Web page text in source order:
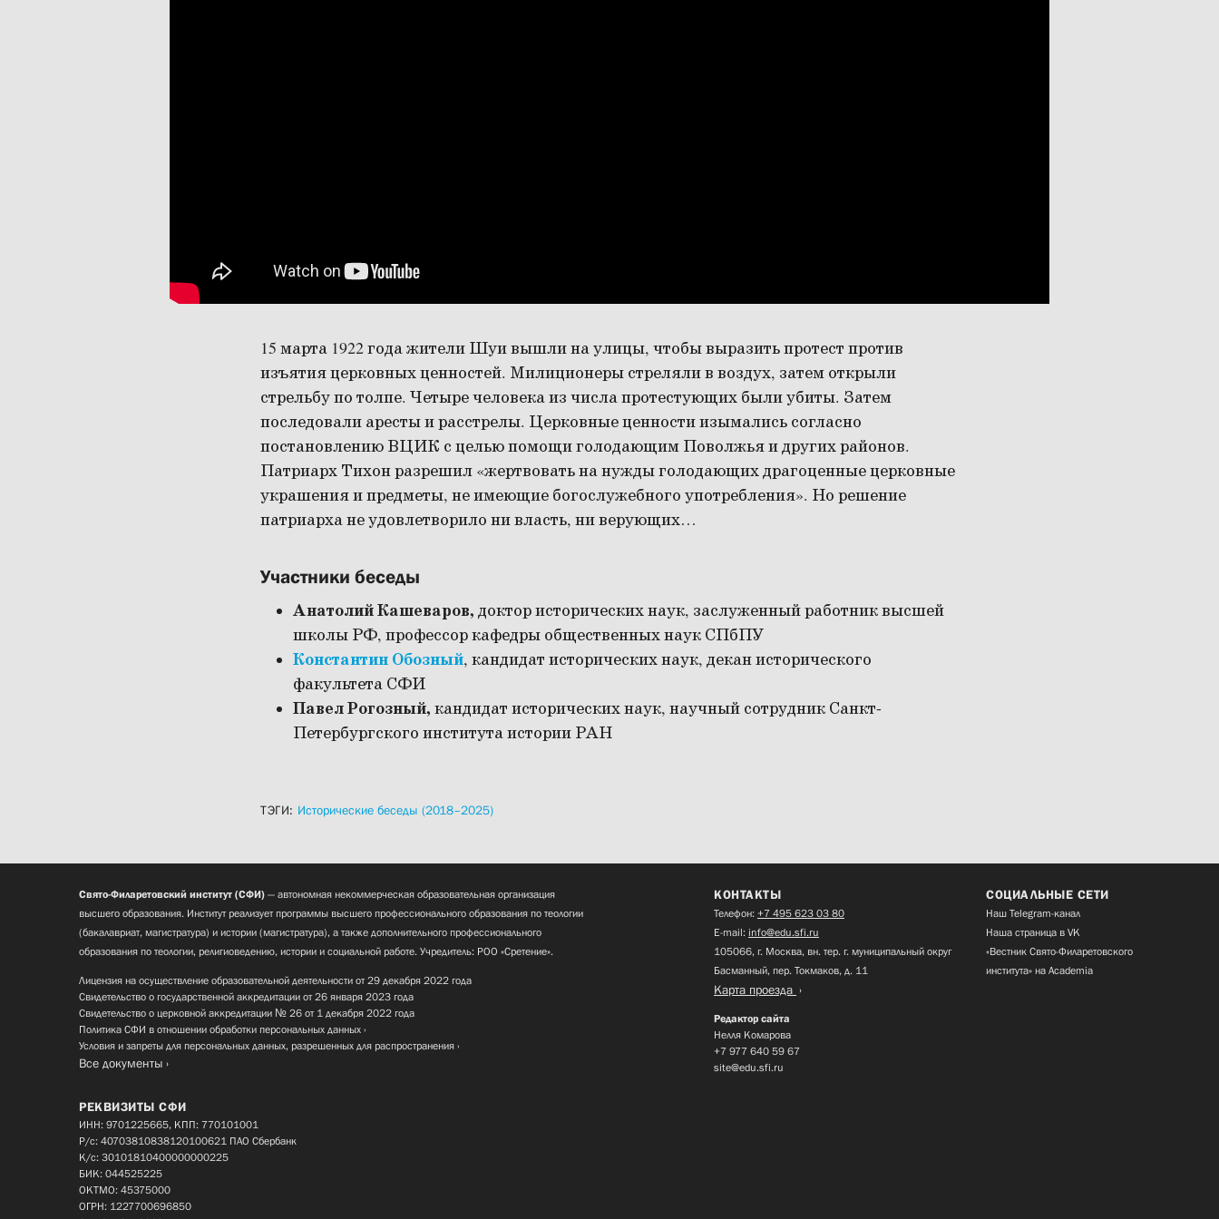
15 марта 1922 года жители Шуи вышли на улицы, чтобы выразить протест против
изъятия церковных ценностей. Милиционеры стреляли в воздух, затем открыли
стрельбу по толпе. Четыре человека из числа протестующих были убиты. Затем
последовали аресты и расстрелы. Церковные ценности изымались согласно
постановлению ВЦИК с целью помощи голодающим Поволжья и других районов.
Патриарх Тихон разрешил «жертвовать на нужды голодающих драгоценные церковные
украшения и предметы, не имеющие богослужебного употребления». Но решение
патриарха не удовлетворило ни власть, ни верующих…
Участники беседы
Анатолий Кашеваров, доктор исторических наук, заслуженный работник высшей
школы РФ, профессор кафедры общественных наук СПбПУ
Константин Обозный, кандидат исторических наук, декан исторического
факультета СФИ
Павел Рогозный, кандидат исторических наук, научный сотрудник Санкт-
Петербургского института истории РАН
ТЭГИ: Исторические беседы (2018–2025)
Свято-Филаретовский институт (СФИ) — автономная некоммерческая образовательная организация
высшего образования. Институт реализует программы высшего профессионального образования по теологии
(бакалавриат, магистратура) и истории (магистратура), а также дополнительного профессионального
образования по теологии, религиоведению, истории и социальной работе. Учредитель: РОО «Сретение».
Лицензия на осуществление образовательной деятельности от 29 декабря 2022 года
Свидетельство о государственной аккредитации от 26 января 2023 года
Свидетельство о церковной аккредитации № 26 от 1 декабря 2022 года
Политика СФИ в отношении обработки персональных данных
Условия и запреты для персональных данных, разрешенных для распространения
Все документы
КОНТАКТЫ
Телефон: +7 495 623 03 80
E-mail: info@edu.sfi.ru
105066, г. Москва, вн. тер. г. муниципальный округ
Басманный, пер. Токмаков, д. 11
Карта проезда
Редактор сайта
Нелля Комарова
+7 977 640 59 67
site@edu.sfi.ru
СОЦИАЛЬНЫЕ СЕТИ
Наш Telegram-канал
Наша страница в VK
«Вестник Свято-Филаретовского
института» на Academia
РЕКВИЗИТЫ СФИ
ИНН: 9701225665, КПП: 770101001
Р/с: 40703810838120100621 ПАО Сбербанк
К/с: 30101810400000000225
БИК: 044525225
ОКТМО: 45375000
ОГРН: 1227700696850